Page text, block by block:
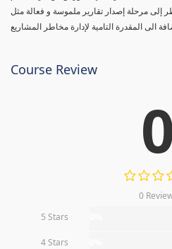
إلى مرحلة إصدار تقارير ملموسة و فعالة مثل
Course Review
0
0
5 Stars
4 Stars